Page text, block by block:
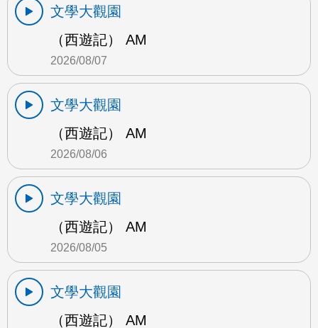
文學大觀園
（西遊記） AM
2026/08/07
文學大觀園
（西遊記） AM
2026/08/06
文學大觀園
（西遊記） AM
2026/08/05
文學大觀園
（西遊記） AM